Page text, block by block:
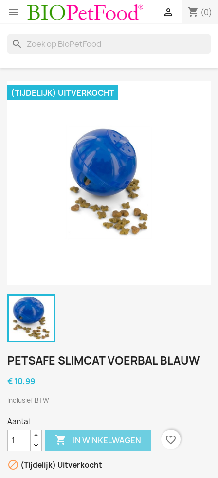
 shopping_cart (0)

search
(TIJDELIJK) UITVERKOCHT
PETSAFE SLIMCAT VOERBAL BLAUW
€ 10,99
Inclusief BTW
Aantal
 IN WINKELWAGEN favorite_border
 (Tijdelijk) Uitverkocht